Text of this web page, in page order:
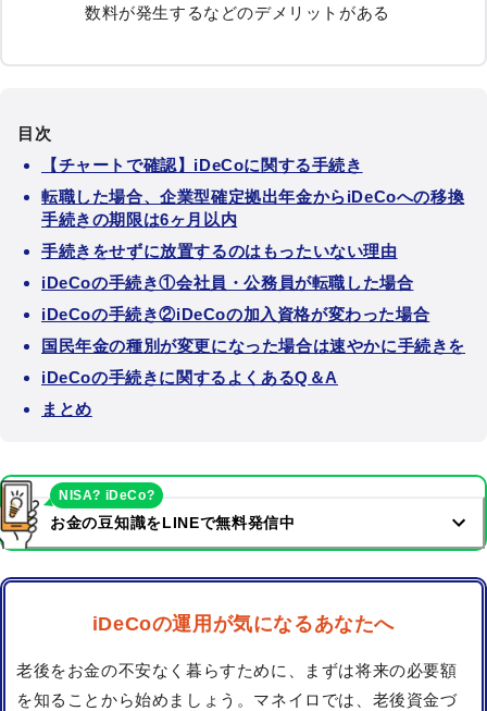
数料が発生するなどのデメリットがある
目次
【チャートで確認】iDeCoに関する手続き
転職した場合、企業型確定拠出年金からiDeCoへの移換
手続きの期限は6ヶ月以内
手続きをせずに放置するのはもったいない理由
iDeCoの手続き①会社員・公務員が転職した場合
iDeCoの手続き②iDeCoの加入資格が変わった場合
国民年金の種別が変更になった場合は速やかに手続きを
iDeCoの手続きに関するよくあるQ＆A
まとめ
お金の豆知識をLINEで無料発信中
NISA? iDeCo?
iDeCoの運用が気になるあなたへ
老後をお金の不安なく暮らすために、まずは将来の必要額
を知ることから始めましょう。マネイロでは、老後資金づ